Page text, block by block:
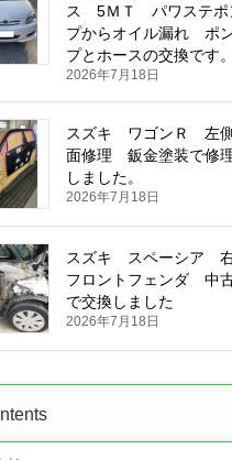
ス 5ＭＴ パワステポ
プからオイル漏れ ポ
プとホースの交換です。
2026年7月18日
スズキ ワゴンＲ 左
面修理 鈑金塗装で修
しました。
2026年7月18日
スズキ スペーシア
フロントフェンダ 中
で交換しました
2026年7月18日